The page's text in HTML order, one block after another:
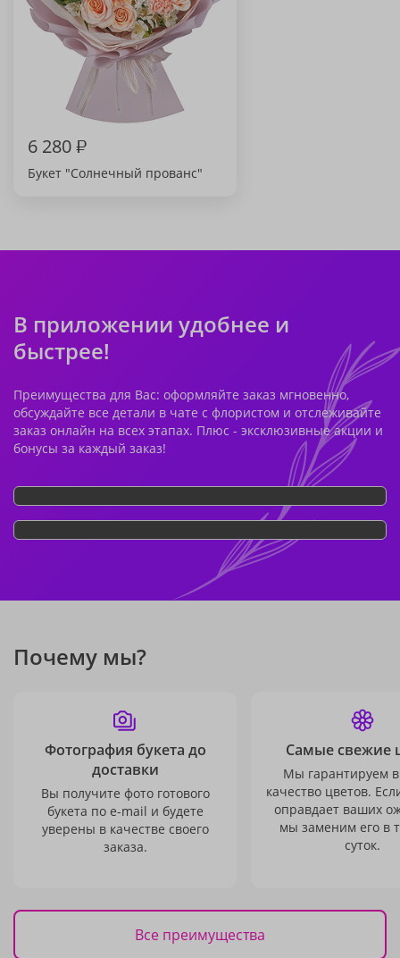
6 280₽
Букет "Солнечный прованс"
В приложении удобнее и
быстрее!
Преимущества для Вас: оформляйте заказ мгновенно,
обсуждайте все детали в чате с флористом и отслеживайте
заказ онлайн на всех этапах. Плюс - эксклюзивные акции и
бонусы за каждый заказ!
Почему мы?
Фотография букета до
доставки
Вы получите фото готового
букета по e-mail и будете
уверены в качестве своего
заказа.
Самые свежие
Мы гарантируем
качество цветов.
оправдает ваших
мы заменим его в
суток.
Все преимущества